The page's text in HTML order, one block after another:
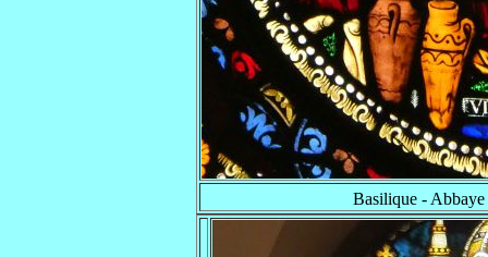
Basilique - Abbaye